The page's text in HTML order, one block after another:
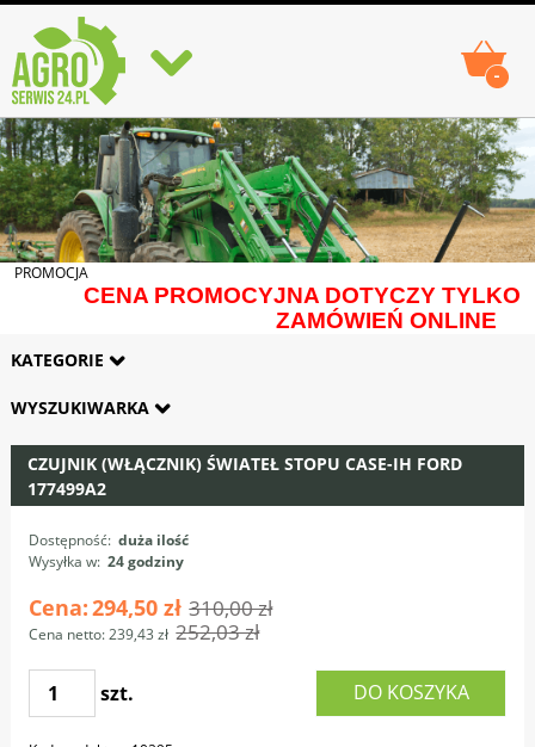
-
PROMOCJA
CENA PROMOCYJNA DOTYCZY TYLKO
ZAMÓWIEŃ ONLINE
KATEGORIE
WYSZUKIWARKA
CZUJNIK (WŁĄCZNIK) ŚWIATEŁ STOPU CASE-IH FORD
177499A2
Dostępność: duża ilość
Wysyłka w: 24 godziny
Cena:294,50 zł 310,00 zł
Cena netto:239,43 zł 252,03 zł
szt. DO KOSZYKA